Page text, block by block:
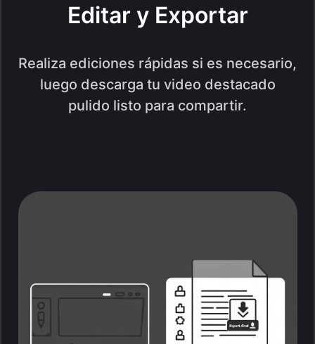
Editar y Exportar
Realiza ediciones rápidas si es necesario,
luego descarga tu video destacado
pulido listo para compartir.